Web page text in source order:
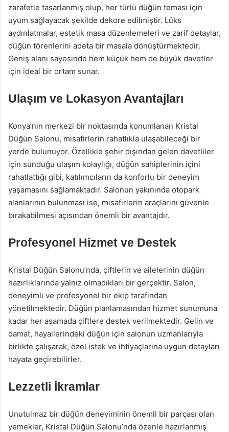
zarafetle tasarlanmış olup, her türlü düğün teması için
uyum sağlayacak şekilde dekore edilmiştir. Lüks
aydınlatmalar, estetik masa düzenlemeleri ve zarif detaylar,
düğün törenlerini adeta bir masala dönüştürmektedir.
Geniş alanı sayesinde hem küçük hem de büyük davetler
için ideal bir ortam sunar.
Ulaşım ve Lokasyon Avantajları
Konya’nın merkezi bir noktasında konumlanan Kristal
Düğün Salonu, misafirlerin rahatlıkla ulaşabileceği bir
yerde bulunuyor. Özellikle şehir dışından gelen davetliler
için sunduğu ulaşım kolaylığı, düğün sahiplerinin içini
rahatlattığı gibi, katılımcıların da konforlu bir deneyim
yaşamasını sağlamaktadır. Salonun yakınında otopark
alanlarının bulunması ise, misafirlerin araçlarını güvenle
bırakabilmesi açısından önemli bir avantajdır.
Profesyonel Hizmet ve Destek
Kristal Düğün Salonu’nda, çiftlerin ve ailelerinin düğün
hazırlıklarında yalnız olmadıkları bir gerçektir. Salon,
deneyimli ve profesyonel bir ekip tarafından
yönetilmektedir. Düğün planlamasından hizmet sunumuna
kadar her aşamada çiftlere destek verilmektedir. Gelin ve
damat, hayallerindeki düğün için salonun uzmanlarıyla
birlikte çalışarak, özel istek ve ihtiyaçlarına uygun detayları
hayata geçirebilirler.
Lezzetli İkramlar
Unutulmaz bir düğün deneyiminin önemli bir parçası olan
yemekler, Kristal Düğün Salonu’nda özenle hazırlanmış